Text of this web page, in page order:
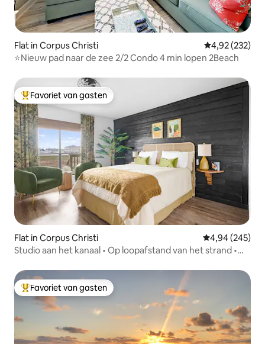
Flat in Corpus Christi Gemiddelde
4,92 (232)
⭐Nieuw pad naar de zee 2/2 Condo 4 min lopen 2Beach
Topfavoriet van gasten
Favoriet van gasten
Flat in Corpus Christi Gemiddelde
4,94 (245)
Studio aan het kanaal • Op loopafstand van het strand •
Topfavoriet van gasten
Favoriet van gasten